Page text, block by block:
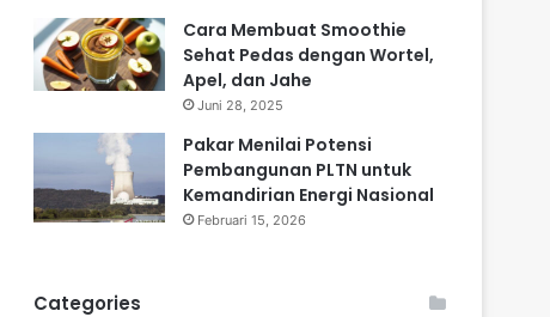
Cara Membuat Smoothie
Sehat Pedas dengan Wortel,
Apel, dan Jahe
Juni 28, 2025
Pakar Menilai Potensi
Pembangunan PLTN untuk
Kemandirian Energi Nasional
Februari 15, 2026
Categories